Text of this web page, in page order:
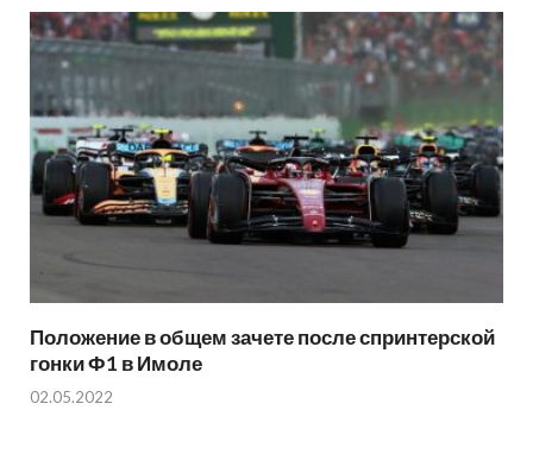
Положение в общем зачете после спринтерской
гонки Ф1 в Имоле
02.05.2022